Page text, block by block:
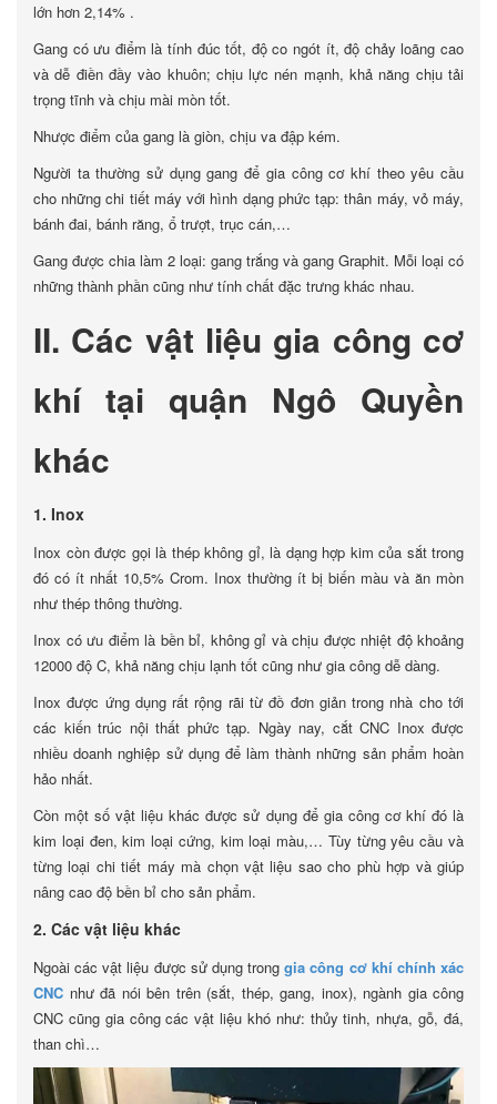
lớn hơn 2,14% .
Gang có ưu điểm là tính đúc tốt, độ co ngót ít, độ chảy loãng cao
và dễ điền đầy vào khuôn; chịu lực nén mạnh, khả năng chịu tải
trọng tĩnh và chịu mài mòn tốt.
Nhược điểm của gang là giòn, chịu va đập kém.
Người ta thường sử dụng gang để gia công cơ khí theo yêu cầu
cho những chi tiết máy với hình dạng phức tạp: thân máy, vỏ máy,
bánh đai, bánh răng, ổ trượt, trục cán,…
Gang được chia làm 2 loại: gang trắng và gang Graphit. Mỗi loại có
những thành phần cũng như tính chất đặc trưng khác nhau.
II. Các vật liệu gia công cơ
khí tại quận Ngô Quyền
khác
1. Inox
Inox còn được gọi là thép không gỉ, là dạng hợp kim của sắt trong
đó có ít nhất 10,5% Crom. Inox thường ít bị biến màu và ăn mòn
như thép thông thường.
Inox có ưu điểm là bền bỉ, không gỉ và chịu được nhiệt độ khoảng
12000 độ C, khả năng chịu lạnh tốt cũng như gia công dễ dàng.
Inox được ứng dụng rất rộng rãi từ đồ đơn giản trong nhà cho tới
các kiến trúc nội thất phức tạp. Ngày nay, cắt CNC Inox được
nhiều doanh nghiệp sử dụng để làm thành những sản phẩm hoàn
hảo nhất.
Còn một số vật liệu khác được sử dụng để gia công cơ khí đó là
kim loại đen, kim loại cứng, kim loại màu,… Tùy từng yêu cầu và
từng loại chi tiết máy mà chọn vật liệu sao cho phù hợp và giúp
nâng cao độ bền bỉ cho sản phẩm.
2. Các vật liệu khác
Ngoài các vật liệu được sử dụng tronggia công cơ khí chính xác
CNC như đã nói bên trên (sắt, thép, gang, inox), ngành gia công
CNC cũng gia công các vật liệu khó như: thủy tinh, nhựa, gỗ, đá,
than chì…